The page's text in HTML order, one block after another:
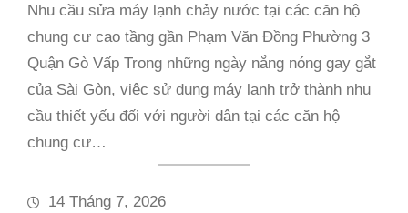
Nhu cầu sửa máy lạnh chảy nước tại các căn hộ
chung cư cao tầng gần Phạm Văn Đồng Phường 3
Quận Gò Vấp Trong những ngày nắng nóng gay gắt
của Sài Gòn, việc sử dụng máy lạnh trở thành nhu
cầu thiết yếu đối với người dân tại các căn hộ
chung cư…
14 Tháng 7, 2026